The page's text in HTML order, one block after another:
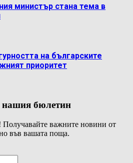
министър стана тема в
на българските
приоритет
нашия бюлетин
важните новини от
във вашата поща.